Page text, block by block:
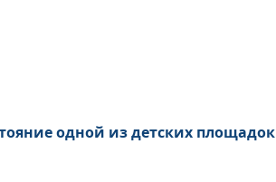
одной из детских площадок